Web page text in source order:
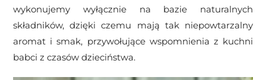
wykonujemy wyłącznie na bazie naturalnych
składników, dzięki czemu mają tak niepowtarzalny
aromat i smak, przywołujące wspomnienia z kuchni
babci z czasów dzieciństwa.